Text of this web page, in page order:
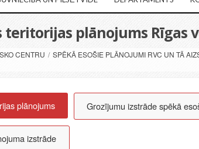
teritorijas plānojums
CENTRU / SPĒKĀ ESOŠIE PLĀNOJUMI RVC UN TĀ
plānojums Grozījumu izstrāde spēkā
izstrāde